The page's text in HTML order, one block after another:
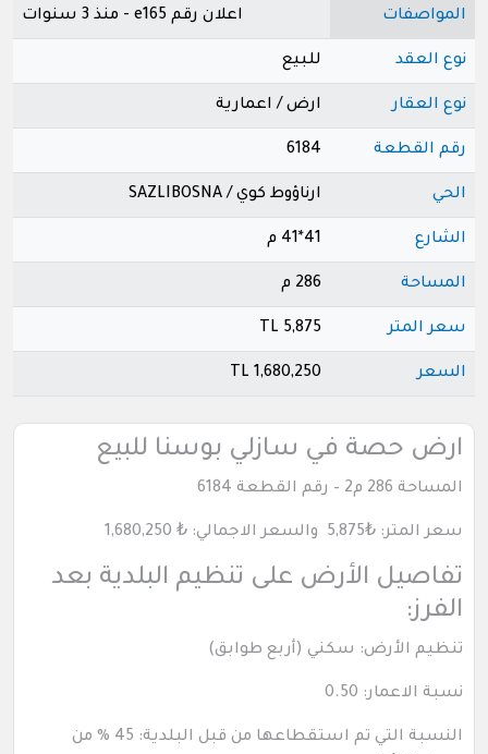
المواصفات اعلان رقم e165 - منذ 3 سنوات
نوع العقد للبيع
نوع العقار ارض / اعمارية
رقم القطعة 6184
الحي ارناؤوط كوي / SAZLIBOSNA
الشارع 41*41 م
المساحة 286 م
سعر المتر 5,875 TL
السعر 1,680,250 TL
ارض حصة في سازلي بوسنا للبيع
المساحة 286 م2 – رقم القطعة 6184
سعر المتر: ₺5,875 والسعر الاجمالي: ₺ 1,680,250
تفاصيل الأرض على تنظيم البلدية بعد
الفرز:
تنظيم الأرض: سكني (أربع طوابق)
نسبة الاعمار: 0.50
النسبة التي تم استقطاعها من قبل البلدية: 45 % من